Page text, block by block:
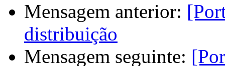
Mensagem anterior:
distribuição
Mensagem seguinte: